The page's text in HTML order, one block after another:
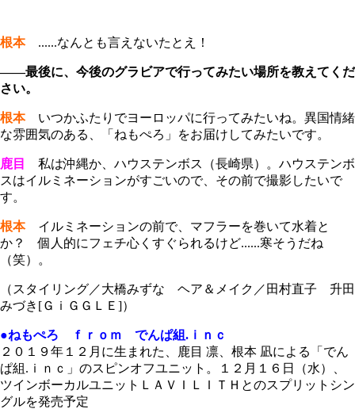
根本......なんとも言えないたとえ！
――最後に、今後のグラビアで行ってみたい場所を教えてくだ
さい。
根本いつかふたりでヨーロッパに行ってみたいね。異国情緒
な雰囲気のある、「ねもぺろ」をお届けしてみたいです。
鹿目
私は沖縄か、ハウステンボス（長崎県）。ハウステンボ
スはイルミネーションがすごいので、その前で撮影したいで
す。
根本イルミネーションの前で、マフラーを巻いて水着と
か？ 個人的にフェチ心くすぐられるけど......寒そうだね
（笑）。
（スタイリング／大橋みずな ヘア＆メイク／田村直子 升田
みづき[ＧｉＧＧＬＥ]）
●ねもぺろ ｆｒｏｍ でんぱ組.ｉｎｃ
２０１９年１２月に生まれた、鹿目 凛、根本 凪による「でん
ぱ組.ｉｎｃ」のスピンオフユニット。１２月１６日（水）、
ツインボーカルユニットＬＡＶＩＬＩＴＨとのスプリットシン
グルを発売予定